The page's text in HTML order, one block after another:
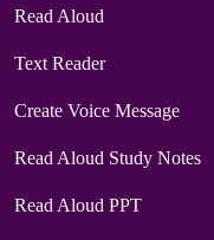
Read Aloud
Text Reader
Create Voice Message
Read Aloud Study Notes
Read Aloud PPT